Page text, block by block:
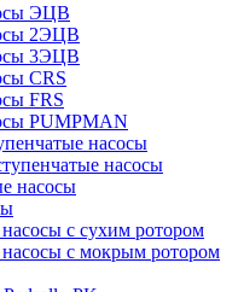
ЭЦВ
2ЭЦВ
3ЭЦВ
CRS
FRS
PUMPMAN
насосы
насосы
насосы
с сухим ротором
с мокрым ротором